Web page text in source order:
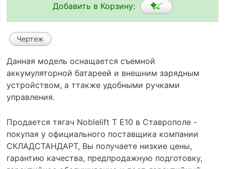
Добавить в Корзину:
Чертеж
Данная модель оснащается съемной
аккумуляторной батареей и внешним зарядным
устройством, а ттакже удобными ручками
управления.
Продается тягач Noblelift T E10 в Ставрополе -
покупая у официального поставщика компании
СКЛАДСТАНДАРТ, Вы получаете низкие цены,
гарантию качества, предпродажную подготовку,